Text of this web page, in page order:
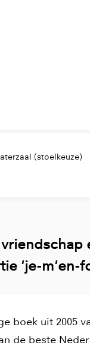
(stoelkeuze)
'je-m'en-
boek uit 2005
de beste